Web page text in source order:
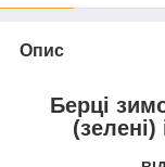
Опис
Берці
(зелені)